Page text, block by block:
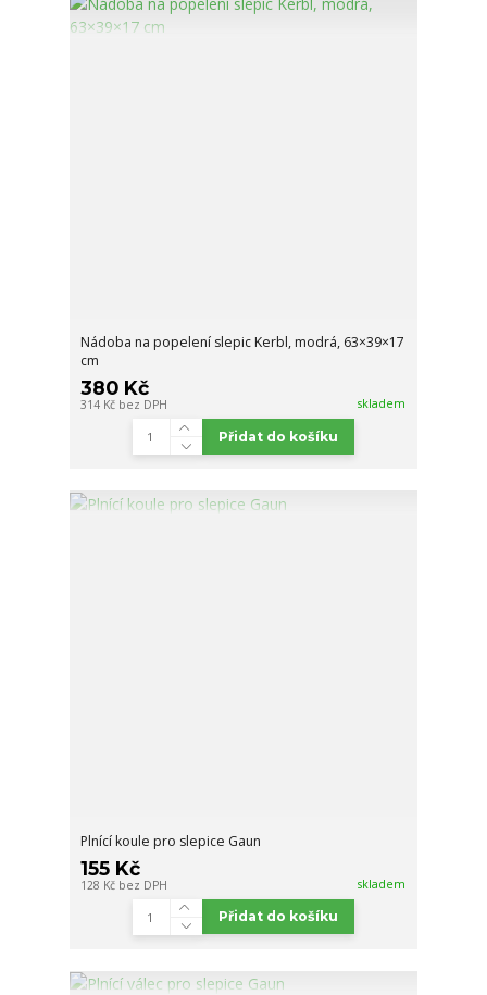
Nádoba na popelení slepic Kerbl, modrá, 63×39×17
cm
380 Kč
314 Kč bez DPH skladem
Přidat do košíku
Plnící koule pro slepice Gaun
155 Kč
128 Kč bez DPH skladem
Přidat do košíku